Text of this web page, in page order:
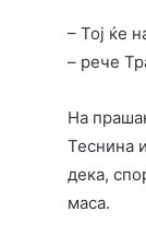
– Тој ќе
– рече
На
Теснина
дека,
маса.